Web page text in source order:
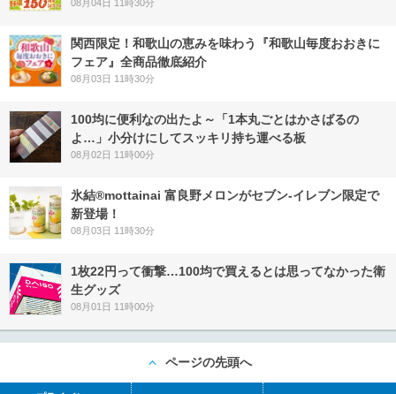
08月04日 11時30分
関西限定！和歌山の恵みを味わう『和歌山毎度おおきに
フェア』全商品徹底紹介
08月03日 11時30分
100均に便利なの出たよ～「1本丸ごとはかさばるの
よ…」小分けにしてスッキリ持ち運べる板
08月02日 11時00分
氷結®mottainai 富良野メロンがセブン‐イレブン限定で
新登場！
08月03日 11時30分
1枚22円って衝撃…100均で買えるとは思ってなかった衛
生グッズ
08月01日 11時00分
ページの先頭へ